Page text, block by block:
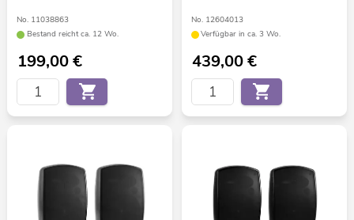
No. 11038863
Bestand reicht ca. 12 Wo.
199,00€
No. 12604013
Verfügbar in ca. 3 Wo.
439,00€